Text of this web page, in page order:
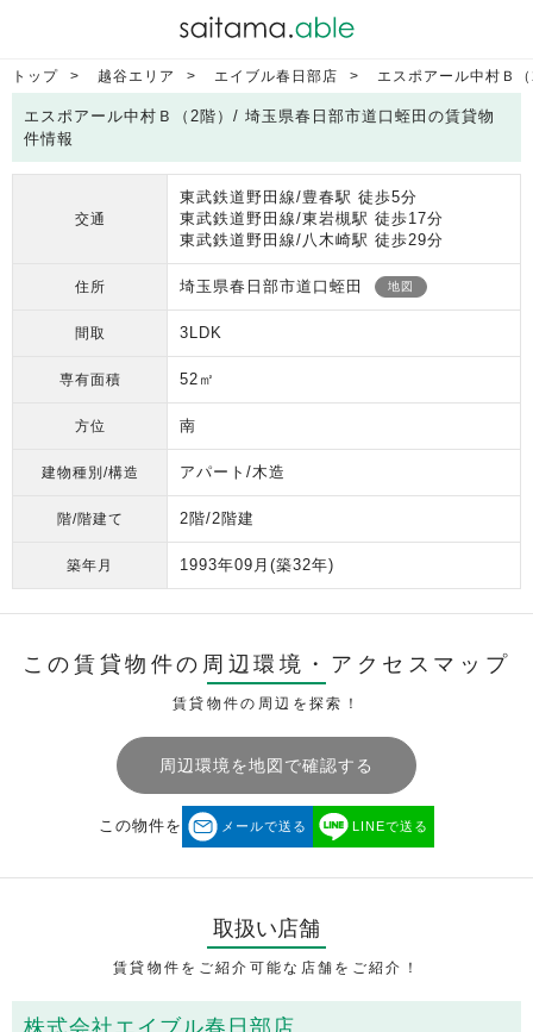
トップ 越谷エリア エイブル春日部店 エスポアール中村Ｂ
エスポアール中村Ｂ（2階）/ 埼玉県春日部市道口蛭田の賃貸物
件情報
交通
東武鉄道野田線/豊春駅 徒歩5分
東武鉄道野田線/東岩槻駅 徒歩17分
東武鉄道野田線/八木崎駅 徒歩29分
住所 埼玉県春日部市道口蛭田 地図
間取 3LDK
専有面積 52㎡
方位 南
建物種別/構造 アパート/木造
階/階建て 2階/2階建
築年月 1993年09月 (築32年)
この賃貸物件の周辺環境・ アクセスマップ
賃貸物件の周辺を探索！
周辺環境を地図で確認する
この物件を メールで送る LINEで送る
取扱い店舗
賃貸物件をご紹介可能な店舗をご紹介！
株式会社エイブル春日部店